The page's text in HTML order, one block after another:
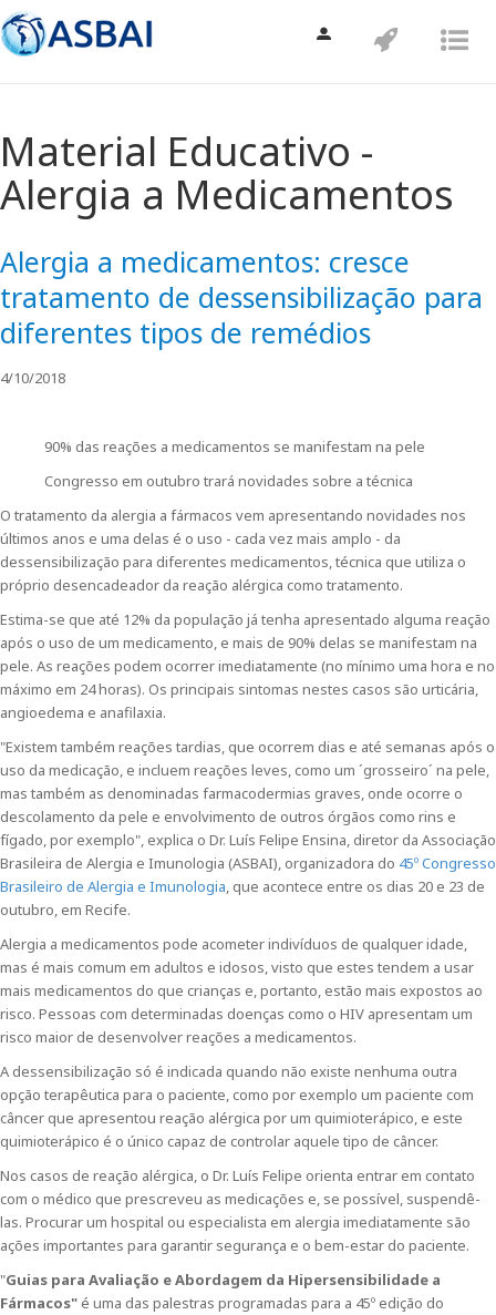
Material Educativo -
Alergia a Medicamentos
Alergia a medicamentos: cresce
tratamento de dessensibilização para
diferentes tipos de remédios
4/10/2018
90% das reações a medicamentos se manifestam na pele
Congresso em outubro trará novidades sobre a técnica
O tratamento da alergia a fármacos vem apresentando novidades nos
últimos anos e uma delas é o uso - cada vez mais amplo - da
dessensibilização para diferentes medicamentos, técnica que utiliza o
próprio desencadeador da reação alérgica como tratamento.
Estima-se que até 12% da população já tenha apresentado alguma reação
após o uso de um medicamento, e mais de 90% delas se manifestam na
pele. As reações podem ocorrer imediatamente (no mínimo uma hora e no
máximo em 24 horas). Os principais sintomas nestes casos são urticária,
angioedema e anafilaxia.
"Existem também reações tardias, que ocorrem dias e até semanas após o
uso da medicação, e incluem reações leves, como um ´grosseiro´ na pele,
mas também as denominadas farmacodermias graves, onde ocorre o
descolamento da pele e envolvimento de outros órgãos como rins e
fígado, por exemplo", explica o Dr. Luís Felipe Ensina, diretor da Associação
Brasileira de Alergia e Imunologia (ASBAI), organizadora do 45º Congresso
Brasileiro de Alergia e Imunologia, que acontece entre os dias 20 e 23 de
outubro, em Recife.
Alergia a medicamentos pode acometer indivíduos de qualquer idade,
mas é mais comum em adultos e idosos, visto que estes tendem a usar
mais medicamentos do que crianças e, portanto, estão mais expostos ao
risco. Pessoas com determinadas doenças como o HIV apresentam um
risco maior de desenvolver reações a medicamentos.
A dessensibilização só é indicada quando não existe nenhuma outra
opção terapêutica para o paciente, como por exemplo um paciente com
câncer que apresentou reação alérgica por um quimioterápico, e este
quimioterápico é o único capaz de controlar aquele tipo de câncer.
Nos casos de reação alérgica, o Dr. Luís Felipe orienta entrar em contato
com o médico que prescreveu as medicações e, se possível, suspendê-
las. Procurar um hospital ou especialista em alergia imediatamente são
ações importantes para garantir segurança e o bem-estar do paciente.
"Guias para Avaliação e Abordagem da Hipersensibilidade a
Fármacos"é uma das palestras programadas para a 45º edição do